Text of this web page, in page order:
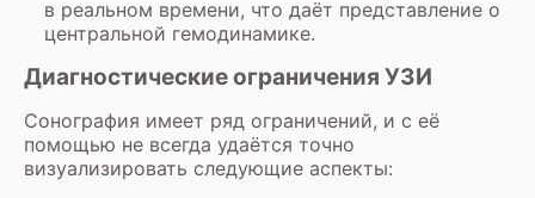
в реальном времени, что даёт представление о
центральной гемодинамике.
Диагностические ограничения УЗИ
Сонография имеет ряд ограничений, и с её
помощью не всегда удаётся точно
визуализировать следующие аспекты: